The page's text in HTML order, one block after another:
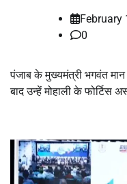
February
0
पंजाब के मुख्यमंत्री भगवंत
बाद उन्हें मोहाली के फोर्टिस